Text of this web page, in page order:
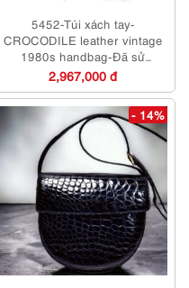
5452-Túi xách tay-
CROCODILE leather vintage
1980s handbag-Đã sử
dụng/Khá mới
2,967,000 đ
- 14%